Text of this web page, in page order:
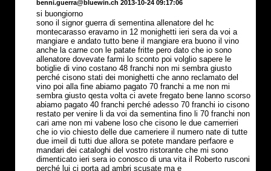
benni.guerra@bluewin.ch 2013-10-24 09:17:06
si buongiorno
sono il signor guerra di sementina allenatore del hc
montecarasso eravamo in 12 monighetti ieri sera da voi a
mangiare e andato tutto bene il mangiare era buono il vino
anche la carne con le patate fritte pero dato che io sono
allenatore dovevate farmi lo sconto poi volglio sapere le
botiglie di vino costano 48 franchi non mi sembra giusto
perché cisono stati dei monighetti che anno reclamato del
vino poi alla fine abiamo pagato 70 franchi a me non mi
sembra giusto qesta volta ci avete fregato bene lanno scorso
abiamo pagato 40 franchi perché adesso 70 franchi io cisono
restato per venire li da voi da sementina fino li 70 franchi non
cari ame non mi vabene loso che cisono le due camerrieri
che io vio chiesto delle due cameriere il numero nate di tutte
due imeil di tutti due allora se potete mandare perfaore e
mandari dei cataloghi del vostro ristorante che mi sono
dimenticato ieri sera io conosco di una vita il Roberto rusconi
perché lui ci porta ad ambri scusate ma e